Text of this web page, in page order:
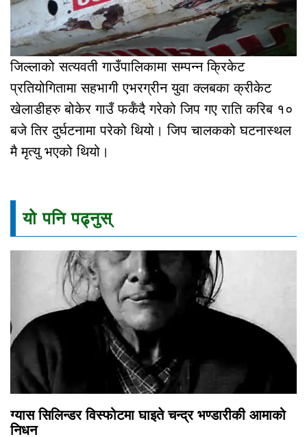
जिल्लाको सत्यवती गाउँपालिकामा सम्पन्न क्रिकेट
प्रतियोगितामा सहभागी एभरग्रीन युवा क्लबका क्रीकेट
खेलाडीहरु बोकेर गाउँ फर्कँदै गरेको जिप गए राति करिब १०
बजे तिर दुर्घटनामा परेको थियो। जिप चालकको घटनास्थल
मै मृत्यु भएको थियो।
यो पनि पढ्नुस्
ग्यास सिलिन्डर विस्फोटमा घाइते चन्द्र भण्डारीकी आमाको
निधन